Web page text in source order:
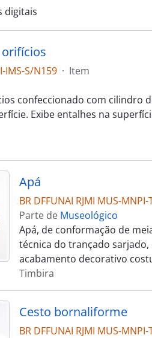
digitais
IMS-S/N159 · Item
confeccionado com cilindro
Exibe entalhes na
Apá
BR DFFUNAI RJMI MUS-
Parte de Museológico
Apá, de conformação de
técnica do trançado
acabamento decorativo
Timbira
Cesto bornaliforme
BR DFFUNAI RJMI MUS-MNPI-